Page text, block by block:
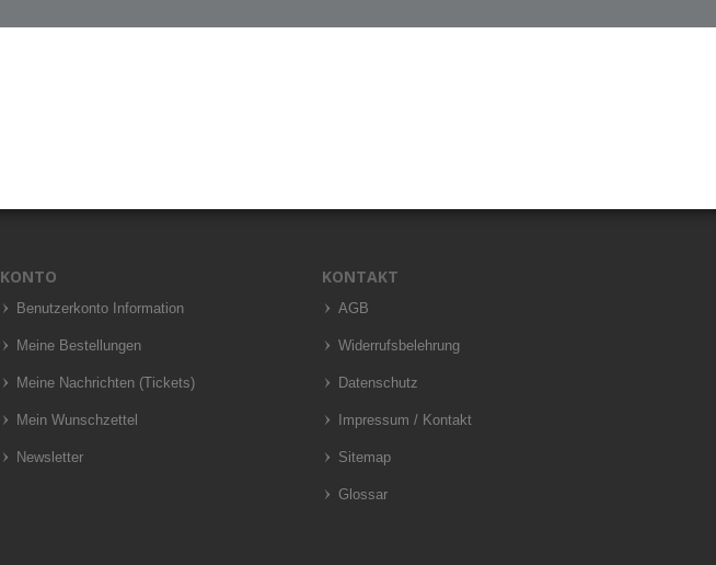
KONTO
Benutzerkonto Information
Meine Bestellungen
Meine Nachrichten (Tickets)
Mein Wunschzettel
Newsletter
KONTAKT
AGB
Widerrufsbelehrung
Datenschutz
Impressum / Kontakt
Sitemap
Glossar